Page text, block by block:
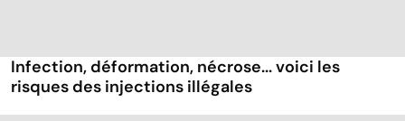
Infection, déformation, nécrose... voici les
risques des injections illégales